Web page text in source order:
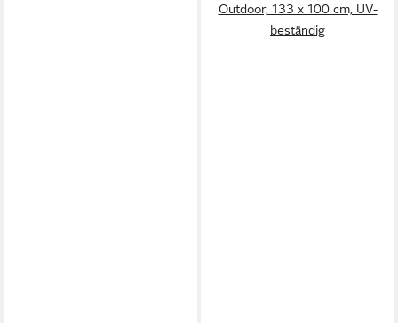
Outdoor, 133 x 100 cm, UV-
beständig